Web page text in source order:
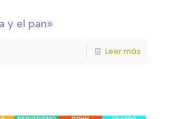
y el pan»
Leer más